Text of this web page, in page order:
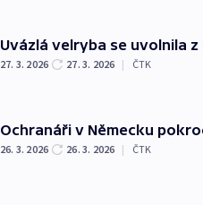
Uvázlá velryba se uvolnila z
27. 3. 2026 27. 3. 2026 | ČTK
Ochranáři v Německu
26. 3. 2026 26. 3. 2026 | ČTK